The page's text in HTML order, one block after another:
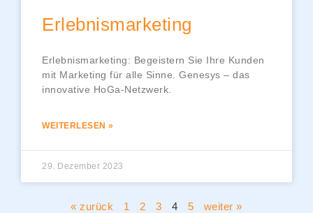
Erlebnismarketing
Erlebnismarketing: Begeistern Sie Ihre Kunden
mit Marketing für alle Sinne. Genesys – das
innovative HoGa-Netzwerk.
WEITERLESEN »
29. Dezember 2023
« zurück 1 2 3 4 5 weiter »